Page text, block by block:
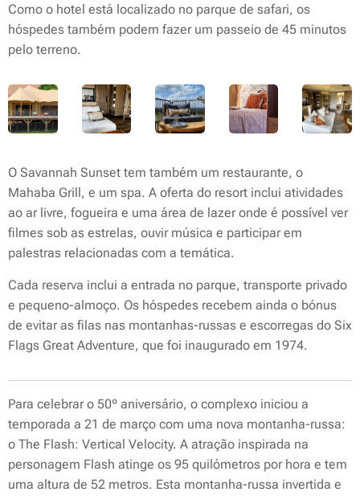
Como o hotel está localizado no parque de safari, os
hóspedes também podem fazer um passeio de 45 minutos
pelo terreno.
O Savannah Sunset tem também um restaurante, o
Mahaba Grill, e um spa. A oferta do resort inclui atividades
ao ar livre, fogueira e uma área de lazer onde é possível ver
filmes sob as estrelas, ouvir música e participar em
palestras relacionadas com a temática.
Cada reserva inclui a entrada no parque, transporte privado
e pequeno-almoço. Os hóspedes recebem ainda o bónus
de evitar as filas nas montanhas-russas e escorregas do Six
Flags Great Adventure, que foi inaugurado em 1974.
Para celebrar o 50º aniversário, o complexo iniciou a
temporada a 21 de março com uma nova montanha-russa:
o The Flash: Vertical Velocity. A atração inspirada na
personagem Flash atinge os 95 quilómetros por hora e tem
uma altura de 52 metros. Esta montanha-russa invertida e